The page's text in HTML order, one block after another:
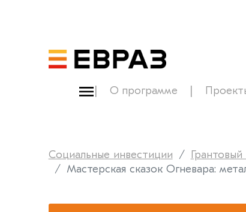
О программе
Социальные инвестиции
Мастерская сказок Огневара: